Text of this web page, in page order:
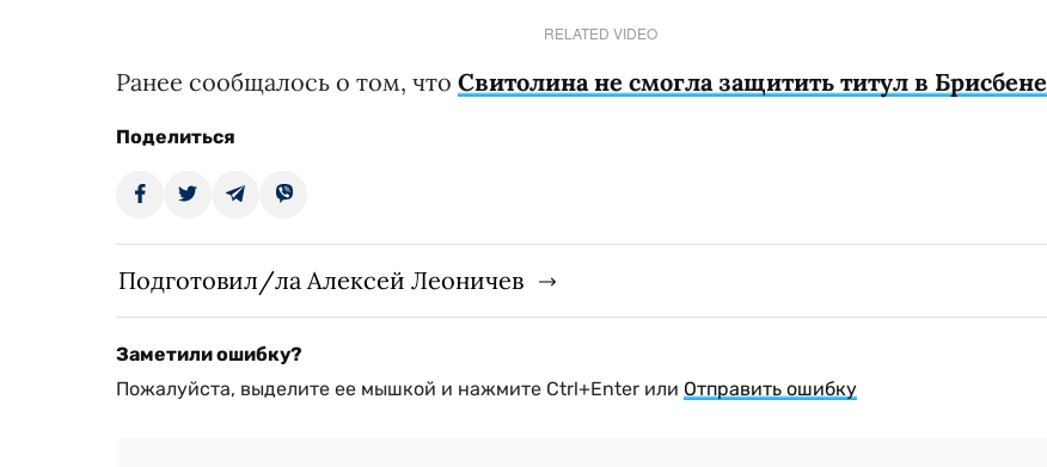
RELATED VIDEO
Ранее сообщалось о том, что Свитолина не смогла защитить титул в Брисбене
Поделиться
Подготовил/ла Алексей Леоничев
Заметили ошибку?
Пожалуйста, выделите ее мышкой и нажмите Ctrl+Enter или Отправить ошибку